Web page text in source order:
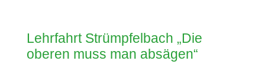
Lehrfahrt Strümpfelbach „Die
oberen muss man absägen“